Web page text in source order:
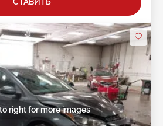
right for more images